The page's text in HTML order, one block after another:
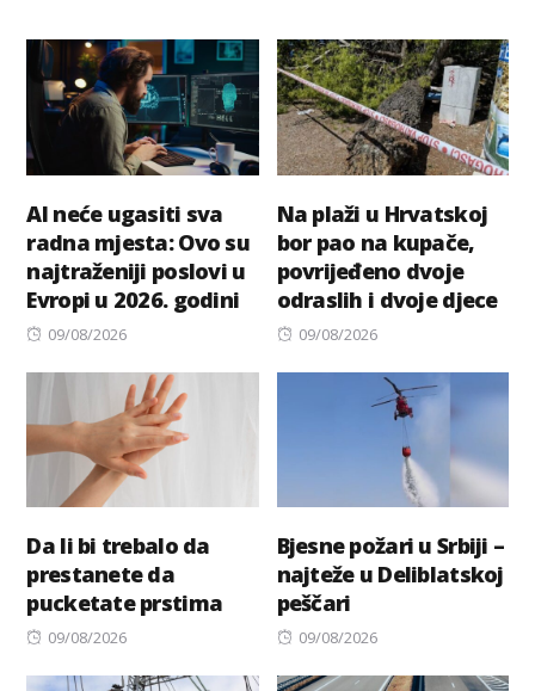
AI neće ugasiti sva
radna mjesta: Ovo su
najtraženiji poslovi u
Evropi u 2026. godini
Posted
09/08/2026
Na plaži u Hrvatskoj
bor pao na kupače,
povrijeđeno dvoje
odraslih i dvoje djece
Posted
09/08/2026
Da li bi trebalo da
prestanete da
pucketate prstima
Posted
09/08/2026
Bjesne požari u Srbiji –
najteže u Deliblatskoj
peščari
Posted
09/08/2026